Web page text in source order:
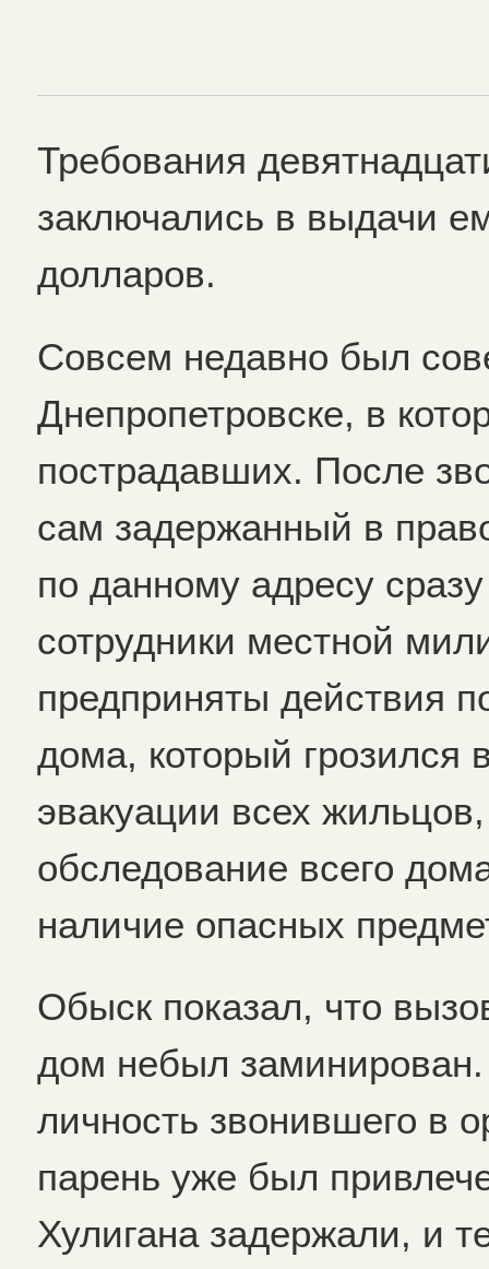
Требования
заключались в выдачи
долларов.
Совсем недавно был
Днепропетровске, в
пострадавших. После
сам задержанный в
по данному адресу
сотрудники местной
предприняты действия
дома, который грозился
эвакуации всех
обследование всего
наличие опасных
Обыск показал, что
дом небыл
личность звонившего в
парень уже был
Хулигана задержали, и